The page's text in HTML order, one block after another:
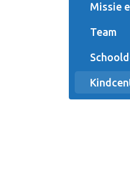
Missie
Team